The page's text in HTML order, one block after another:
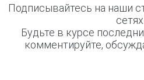
Подписывайтесь на наши
сетях.
Будьте в курсе
комментируйте,